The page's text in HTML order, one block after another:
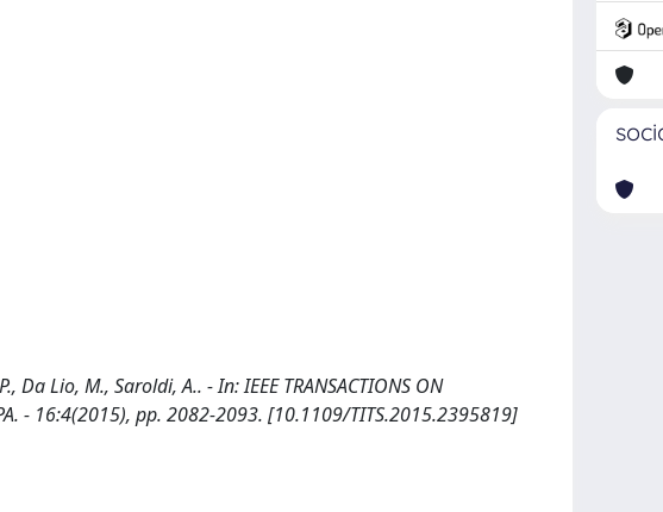
Lio, M., Saroldi, A.. - In: IEEE TRANSACTIONS ON
- 16:4(2015), pp. 2082-2093. [10.1109/TITS.2015.2395819]